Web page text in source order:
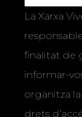
La Xarxa
finalitat de
informar-
organitza la
drets